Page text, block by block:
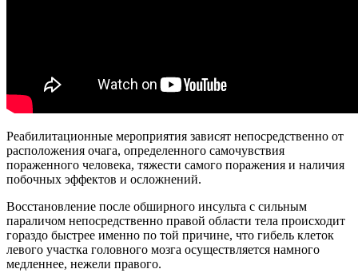
Реабилитационные мероприятия зависят непосредственно от
расположения очага, определенного самочувствия
пораженного человека, тяжести самого поражения и наличия
побочных эффектов и осложнений.
Восстановление после обширного инсульта с сильным
параличом непосредственно правой области тела происходит
гораздо быстрее именно по той причине, что гибель клеток
левого участка головного мозга осуществляется намного
медленнее, нежели правого.